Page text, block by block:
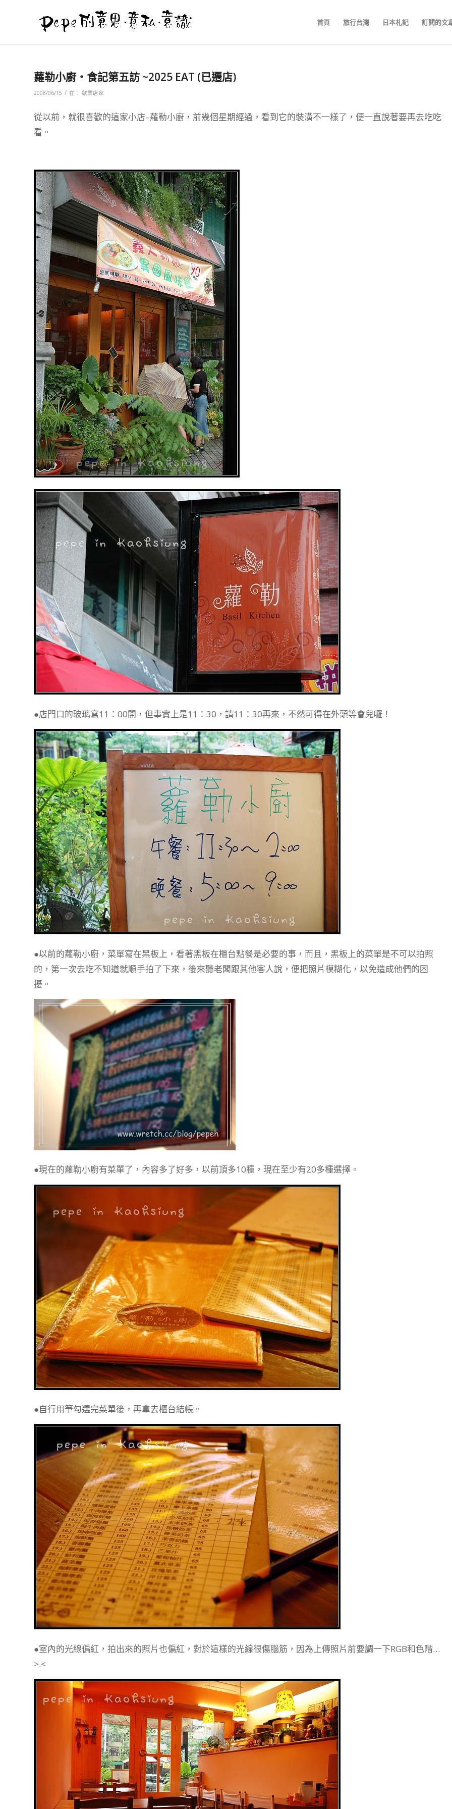
首頁 旅行台灣 日本札記 訂閱的文
蘿勒小廚‧食記第五訪 ~2025 EAT (已遷店)
2008/06/15 / 在： 歇業店家
從以前，就很喜歡的這家小店–蘿勒小廚，前幾個星期經過，看到它的裝潢不一樣了，便一直說著要再去吃吃
看。
●店門口的玻璃寫11：00開，但事實上是11：30，請11：30再來，不然可得在外頭等會兒囉！
●以前的蘿勒小廚，菜單寫在黑板上，看著黑板在櫃台點餐是必要的事，而且，黑板上的菜單是不可以拍照
的，第一次去吃不知道就順手拍了下來，後來聽老闆跟其他客人說，便把照片模糊化，以免造成他們的困
擾。
●現在的蘿勒小廚有菜單了，內容多了好多，以前頂多10種，現在至少有20多種選擇。
●自行用筆勾選完菜單後，再拿去櫃台結帳。
●室內的光線偏紅，拍出來的照片也偏紅，對於這樣的光線很傷腦筋，因為上傳照片前要調一下RGB和色階…
>.<